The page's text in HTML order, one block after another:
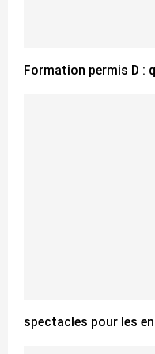
Formation permis D :
spectacles pour les